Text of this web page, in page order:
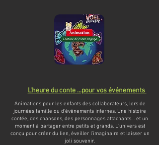
L'heure du conte ...pour vos événements
Animations pour les enfants des collaborateurs, lors de
journées famille ou d’événements internes. Une histoire
contée, des chansons, des personnages attachants… et un
moment à partager entre petits et grands. L’univers est
conçu pour créer du lien, éveiller l’imaginaire et laisser un
joli souvenir.